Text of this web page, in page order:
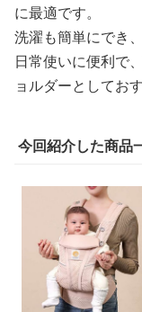
に最適です。
洗濯も簡単にでき
日常使いに便利で
ョルダーとしてお
今回紹介した商品